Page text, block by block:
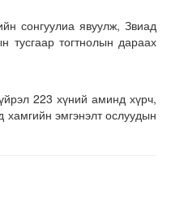
сонгуулиа явуулж, Звиад
тусгаар тогтнолын дараах
223 хүний аминд хүрч,
эмгэнэлт ослуудын